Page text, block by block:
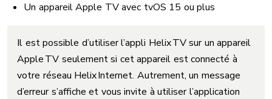
Un appareil Apple TV avec tvOS 15 ou plus
Il est possible d’utiliser l’appli Helix TV sur un appareil
Apple TV seulement si cet appareil est connecté à
votre réseau Helix Internet. Autrement, un message
d’erreur s’affiche et vous invite à utiliser l’application